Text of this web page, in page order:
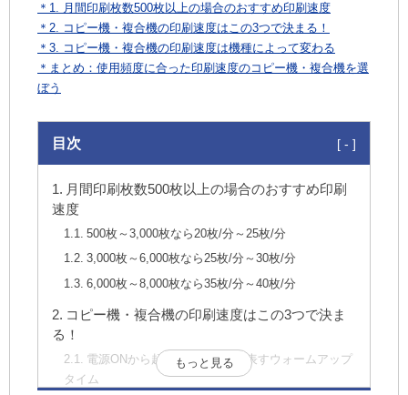
＊1. 月間印刷枚数500枚以上の場合のおすすめ印刷速度
＊2. コピー機・複合機の印刷速度はこの3つで決まる！
＊3. コピー機・複合機の印刷速度は機種によって変わる
＊まとめ：使用頻度に合った印刷速度のコピー機・複合機を選
ぼう
目次
月間印刷枚数500枚以上の場合のおすすめ印刷
速度
500枚～3,000枚なら20枚/分～25枚/分
3,000枚～6,000枚なら25枚/分～30枚/分
6,000枚～8,000枚なら35枚/分～40枚/分
コピー機・複合機の印刷速度はこの3つで決ま
る！
電源ONから起動までの時間を表すウォームアップ
タイム
もっと見る